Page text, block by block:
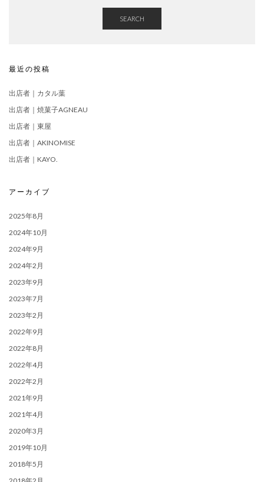
SEARCH
最近の投稿
出店者｜カタル葉
出店者｜焼菓子AGNEAU
出店者｜東屋
出店者｜AKINOMISE
出店者｜KAYO.
アーカイブ
2025年8月
2024年10月
2024年9月
2024年2月
2023年9月
2023年7月
2023年2月
2022年9月
2022年8月
2022年4月
2022年2月
2021年9月
2021年4月
2020年3月
2019年10月
2018年5月
2018年2月